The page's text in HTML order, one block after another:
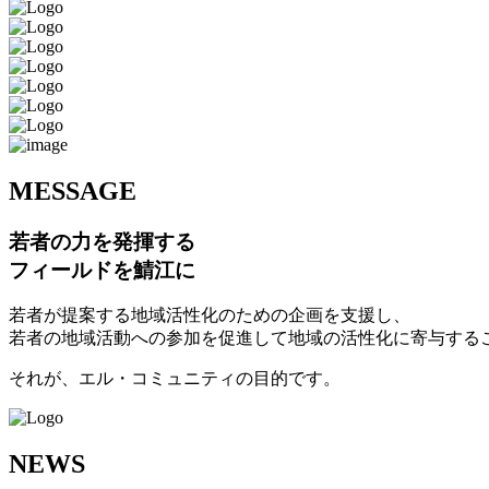
MESSAGE
若者の力を発揮する
フィールドを鯖江に
若者が提案する地域活性化のための企画を支援し、
若者の地域活動への参加を促進して地域の活性化に寄与する
それが、エル・コミュニティの目的です。
NEWS